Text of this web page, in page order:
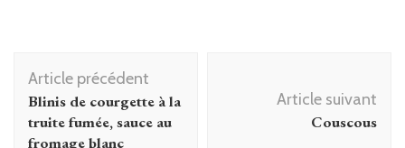
Navigation
d'article
Article précédent
Blinis de courgette à la
truite fumée, sauce au
fromage blanc
Article suivant
Couscous